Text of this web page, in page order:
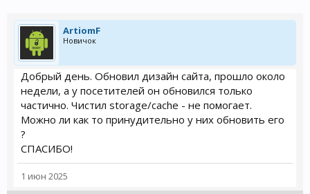
ArtiomF
Новичок
Добрый день. Обновил дизайн сайта, прошло около
недели, а у посетителей он обновился только
частично. Чистил storage/cache - не помогает.
Можно ли как то принудительно у них обновить его
?
СПАСИБО!
1 июн 2025